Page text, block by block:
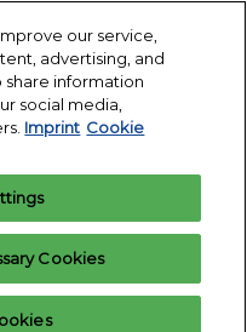
Ausstelleranfrage
our service,
advertising, and
share information
social media,
Imprint Cookie
Cookies